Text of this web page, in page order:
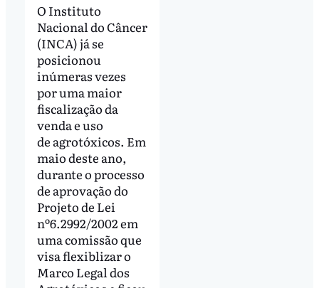
O Instituto
Nacional do Câncer
(INCA) já se
posicionou
inúmeras vezes
por uma maior
fiscalização da
venda e uso
de agrotóxicos. Em
maio deste ano,
durante o processo
de aprovação do
Projeto de Lei
nº6.2992/2002 em
uma comissão que
visa flexiblizar o
Marco Legal dos